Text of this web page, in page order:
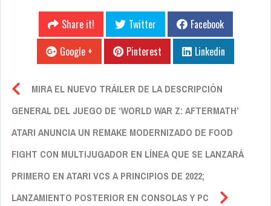
Share it! Twitter
Facebook
Google +
Pinterest Linkedin
MIRA EL NUEVO TRÁILER DE LA DESCRIPCIÓN
GENERAL DEL JUEGO DE ‘WORLD WAR Z: AFTERMATH’
ATARI ANUNCIA UN REMAKE MODERNIZADO DE FOOD
FIGHT CON MULTIJUGADOR EN LÍNEA QUE SE LANZARÁ
PRIMERO EN ATARI VCS A PRINCIPIOS DE 2022;
LANZAMIENTO POSTERIOR EN CONSOLAS Y PC